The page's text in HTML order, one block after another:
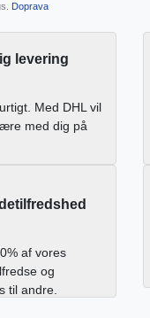
Doprava
levering
Med DHL vil
med dig på
af vores
og
til andre.